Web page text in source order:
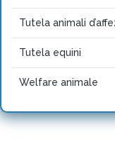
Tutela animali
Tutela equini
Welfare animale